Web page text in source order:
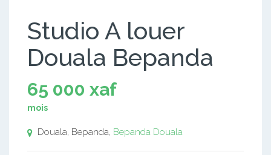
Studio A louer
Douala Bepanda
65 000 xaf
mois
Douala, Bepanda, Bepanda Douala